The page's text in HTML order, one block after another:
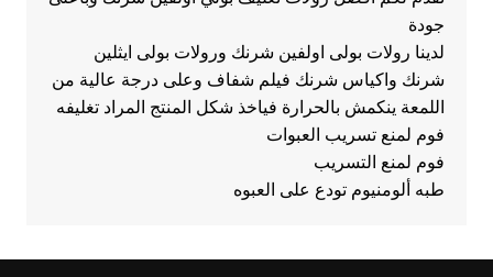
جودة
لدينا رولات بولى اولفين شرنك ورولات بولى ايثلين
شرنك واكياس شرنك فيلم شفاف وعلى درجة عالية من
اللمعة ينكمش بالحرارة فياخذ شكل المنتج المراد تغليفه
فوم لمنع تسريب العبوات
فوم لمنع التسريب
طبه ألومنيوم تودع على العبوه